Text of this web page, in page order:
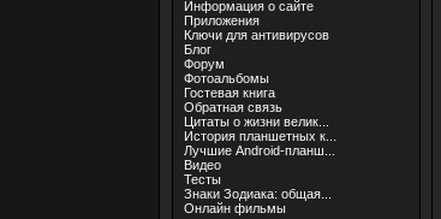
Информация о сайте
Приложения
Ключи для антивирусов
Блог
Форум
Фотоальбомы
Гостевая книга
Обратная связь
Цитаты о жизни велик...
История планшетных к...
Лучшие Android-планш...
Видео
Тесты
Знаки Зодиака: общая...
Онлайн фильмы